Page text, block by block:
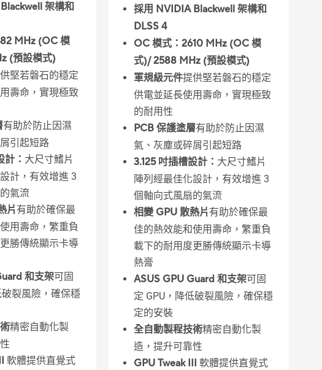
架構和
MHz (OC 模
(預設模式)
堅若磐石的穩定
壽命，實現極致
有助於防止因濕
引起短路
計： 大尺寸鰭片
計，有效增進 3
氣流
片 有助於確保最
用壽命，繁重負
勝傳統顯示卡導
和支架可固
破裂風險，確保穩
精密自動化製
軟體提供直覺式
採用 NVIDIA Blackwell 架構和
DLSS 4
OC 模式：2610 MHz (OC 模
式)/ 2588 MHz (預設模式)
軍規級元件提供堅若磐石的穩定
供電並延長使用壽命，實現極致
的耐用性
PCB 保護塗層有助於防止因濕
氣、灰塵或碎屑引起短路
3.125 吋插槽設計： 大尺寸鰭片
陣列經最佳化設計，有效增進 3
個軸向式風扇的氣流
相變 GPU 散熱片 有助於確保最
佳的熱效能和使用壽命，繁重負
載下的耐用度更勝傳統顯示卡導
熱膏
ASUS GPU Guard 和支架可固
定 GPU，降低破裂風險，確保穩
定的安裝
全自動製程技術精密自動化製
造，提升可靠性
GPU Tweak III 軟體提供直覺式